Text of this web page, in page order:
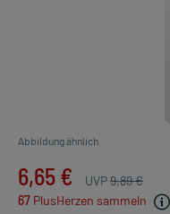
Abbildung ähnlich
6,65 € UVP9,89 €
67 PlusHerzen sammeln